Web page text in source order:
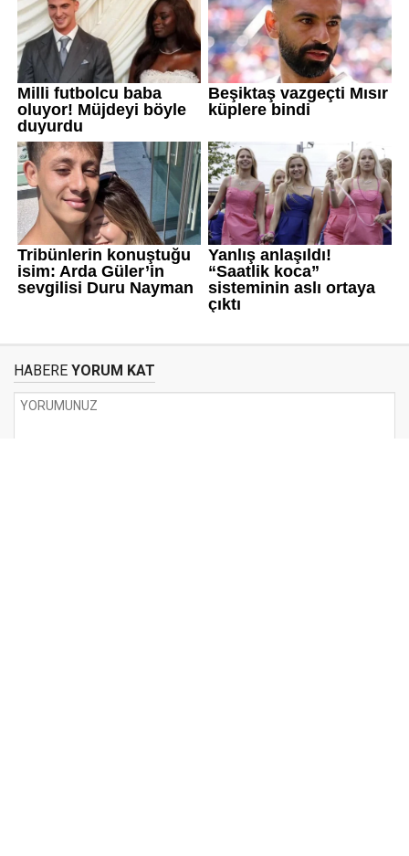
HABERE YORUM KAT